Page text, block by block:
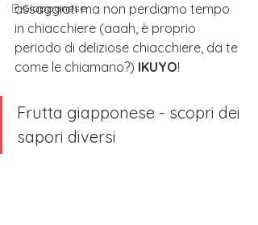
🀄️ Giapponese
assaggiati ma non perdiamo tempo
in chiacchiere (aaah, è proprio
periodo di deliziose chiacchiere, da te
come le chiamano?) IKUYO!
Frutta giapponese - scopri dei
sapori diversi